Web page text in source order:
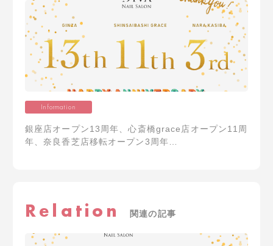
Information
銀座店オープン13周年、心斎橋grace店オープン11周
年、奈良香芝店移転オープン3周年…
Relation 関連の記事